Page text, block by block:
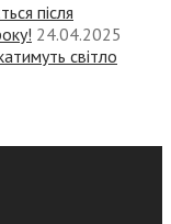
після
24.04.2025
світло